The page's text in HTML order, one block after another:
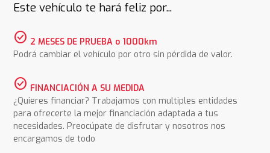
Este vehículo te hará feliz por...
check_circle 2 MESES DE PRUEBA o 1000km
Podrá cambiar el vehículo por otro sin pérdida de valor.
check_circle FINANCIACIÓN A SU MEDIDA
¿Quieres financiar? Trabajamos con multiples entidades
para ofrecerte la mejor financiación adaptada a tus
necesidades. Preocúpate de disfrutar y nosotros nos
encargamos de todo